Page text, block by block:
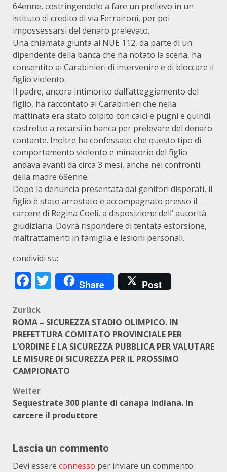
64enne, costringendolo a fare un prelievo in un
istituto di credito di via Ferraironi, per poi
impossessarsi del denaro prelevato.
Una chiamata giunta al NUE 112, da parte di un
dipendente della banca che ha notato la scena, ha
consentito ai Carabinieri di intervenire e di bloccare il
figlio violento.
Il padre, ancora intimorito dall’atteggiamento del
figlio, ha raccontato ai Carabinieri che nella
mattinata era stato colpito con calci e pugni e quindi
costretto a recarsi in banca per prelevare del denaro
contante. Inoltre ha confessato che questo tipo di
comportamento violento e minatorio del figlio
andava avanti da circa 3 mesi, anche nei confronti
della madre 68enne.
Dopo la denuncia presentata dai genitori disperati, il
figlio è stato arrestato e accompagnato presso il
carcere di Regina Coeli, a disposizione dell’ autorità
giudiziaria. Dovrà rispondere di tentata estorsione,
maltrattamenti in famiglia e lesioni personali.
condividi su:
Facebook
Twitter
Share Post
Beitragsnavigation
Zurück
ROMA – SICUREZZA STADIO OLIMPICO. IN
PREFETTURA COMITATO PROVINCIALE PER
L’ORDINE E LA SICUREZZA PUBBLICA PER VALUTARE
LE MISURE DI SICUREZZA PER IL PROSSIMO
CAMPIONATO
Weiter
Sequestrate 300 piante di canapa indiana. In
carcere il produttore
Lascia un commento
Devi essere connesso per inviare un commento.